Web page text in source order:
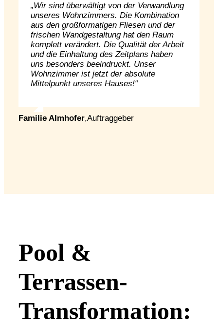
„Wir sind überwältigt von der Verwandlung
unseres Wohnzimmers. Die Kombination
aus den großformatigen Fliesen und der
frischen Wandgestaltung hat den Raum
komplett verändert. Die Qualität der Arbeit
und die Einhaltung des Zeitplans haben
uns besonders beeindruckt. Unser
Wohnzimmer ist jetzt der absolute
Mittelpunkt unseres Hauses!“
Familie Almhofer,Auftraggeber
Pool &
Terrassen-
Transformation: